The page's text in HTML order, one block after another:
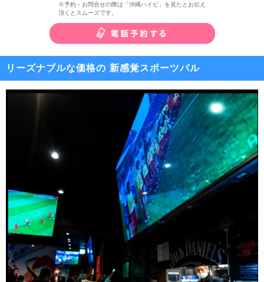
※予約・お問合せの際は「沖縄ハイビ」を見たとお伝え
頂くとスムーズです。
リーズナブルな価格の 新感覚スポーツバル